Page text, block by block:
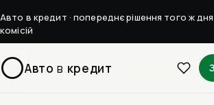
Авто в кредит · попереднє рішення того ж
комісій
Авто в кредит